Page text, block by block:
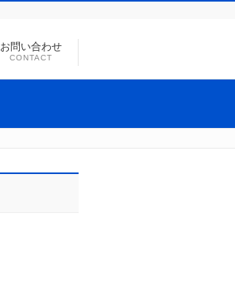
お問い合わせ
CONTACT